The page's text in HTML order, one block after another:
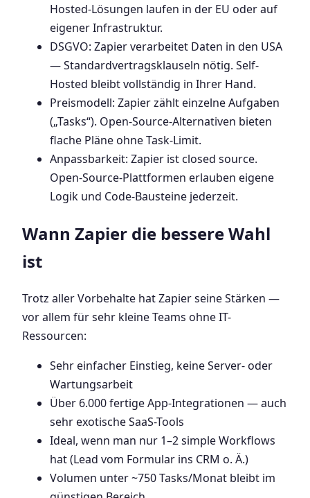
Hosted-Lösungen laufen in der EU oder auf
eigener Infrastruktur.
DSGVO: Zapier verarbeitet Daten in den USA
— Standardvertragsklauseln nötig. Self-
Hosted bleibt vollständig in Ihrer Hand.
Preismodell: Zapier zählt einzelne Aufgaben
(„Tasks“). Open-Source-Alternativen bieten
flache Pläne ohne Task-Limit.
Anpassbarkeit: Zapier ist closed source.
Open-Source-Plattformen erlauben eigene
Logik und Code-Bausteine jederzeit.
Wann Zapier die bessere Wahl
ist
Trotz aller Vorbehalte hat Zapier seine Stärken —
vor allem für sehr kleine Teams ohne IT-
Ressourcen:
Sehr einfacher Einstieg, keine Server- oder
Wartungsarbeit
Über 6.000 fertige App-Integrationen — auch
sehr exotische SaaS-Tools
Ideal, wenn man nur 1–2 simple Workflows
hat (Lead vom Formular ins CRM o. Ä.)
Volumen unter ~750 Tasks/Monat bleibt im